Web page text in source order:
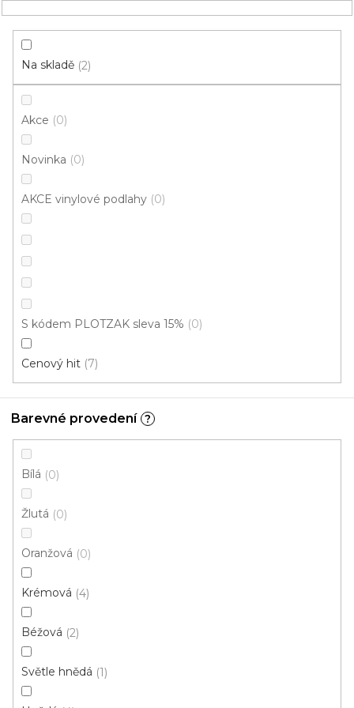
obsah
HLEDAT
NÁKUPNÍ
ložnice
Vinyl do ložnice: Dekor -
upřesnění vzoru: Rybí kost
Ř
a
z
Řadit podle: Doporučujeme
ZAVŘÍT FILTR
Na skladě 2
Akce 0
Novinka 0
AKCE vinylové podlahy 0
S kódem PLOTZAK sleva 15% 0
Cenový hit 7
Barevné provedení ?
Bílá 0
Žlutá 0
Oranžová 0
Krémová 4
Béžová 2
Světle hnědá 1
p
r
o
Cenový hit